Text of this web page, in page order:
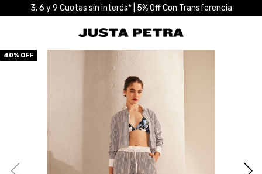
3, 6 y 9 Cuotas sin interés* | 5% Off Con Transferencia
40% OFF